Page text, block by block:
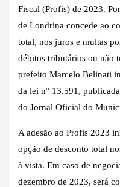
Fiscal (Profis) de 2023.
de Londrina concede ao
total, nos juros e multas
débitos tributários ou não
prefeito Marcelo Belinati
da lei n° 13.591,
do Jornal Oficial do
A adesão ao Profis 2023
opção de desconto total
à vista. Em caso de
dezembro de 2023, será